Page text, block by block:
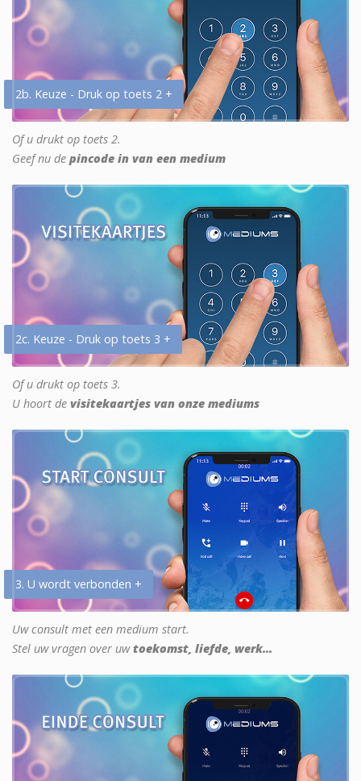
2b. Keuze - Druk op toets 2 +
Of u drukt op toets 2.
Geef nu de pincode in van een medium
2c. Keuze - Druk op toets 3 +
Of u drukt op toets 3.
U hoort de visitekaartjes van onze mediums
3. U wordt verbonden +
Uw consult met een medium start.
Stel uw vragen over uwtoekomst, liefde, werk...